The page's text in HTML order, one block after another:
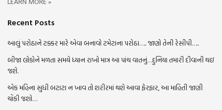
Recent Posts
આલું પરોઠાને ટક્કર મારે એવા બનાવો ટમેટાના પરોઠા….. જાણો તેની રેસીપી…..
બીજા લોકોને મળતા સમયે ધ્યાન રાખો માત્ર આ પાંચ વાતનું…દુનિયા તમારી દીવાની થઇ
જશે.
એક મહિના સુધી બટાટા ન ખાવ તો શરીરમાં થશે આવા ફેરફાર, આ માહિતી જાણી
ચોંકી જશો…